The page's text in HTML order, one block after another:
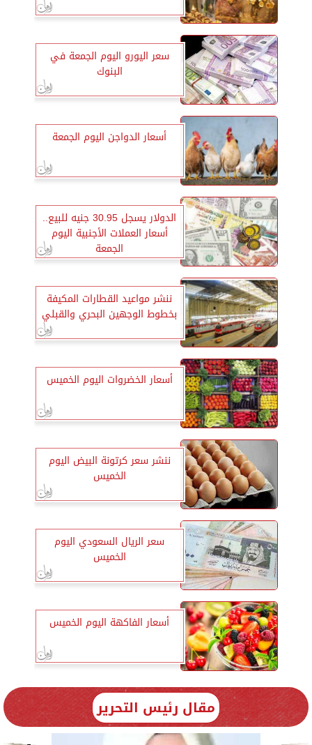
سعر اليورو اليوم الجمعة في
البنوك
أسعار الدواجن اليوم الجمعة
الدولار يسجل 30.95 جنيه للبيع..
أسعار العملات الأجنبية اليوم
الجمعة
ننشر مواعيد القطارات المكيفة
بخطوط الوجهين البحري والقبلي
أسعار الخضروات اليوم الخميس
ننشر سعر كرتونة البيض اليوم
الخميس
سعر الريال السعودي اليوم
الخميس
أسعار الفاكهة اليوم الخميس
مقال رئيس التحرير